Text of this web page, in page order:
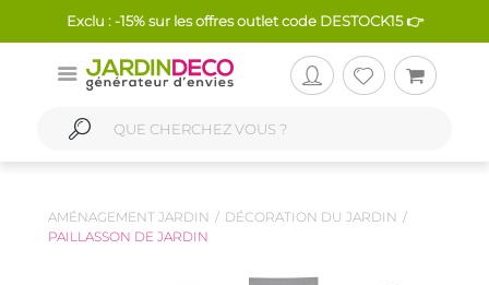
Exclu : -15% sur les offres outlet code DESTOCK15 👉
AMÉNAGEMENT JARDIN
DÉCORATION DU JARDIN
PAILLASSON DE JARDIN